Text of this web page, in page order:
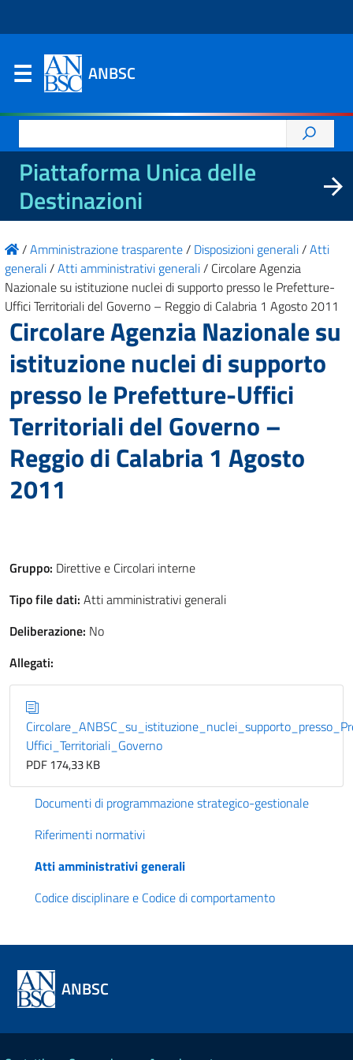
ANBSC
per:
Piattaforma Unica delle
Destinazioni
/Amministrazione trasparente/ Disposizioni generali/Atti
generali/Atti amministrativi generali/ Circolare Agenzia
Nazionale su istituzione nuclei di supporto presso le Prefetture-
Uffici Territoriali del Governo – Reggio di Calabria 1 Agosto 2011
Circolare Agenzia Nazionale su
istituzione nuclei di supporto
presso le Prefetture-Uffici
Territoriali del Governo –
Reggio di Calabria 1 Agosto
2011
Gruppo: Direttive e Circolari interne
Tipo file dati: Atti amministrativi generali
Deliberazione: No
Allegati:
Uffici_Territoriali_Governo
PDF 174,33 KB
Documenti di programmazione strategico-gestionale
Riferimenti normativi
Atti amministrativi generali
Codice disciplinare e Codice di comportamento
ANBSC